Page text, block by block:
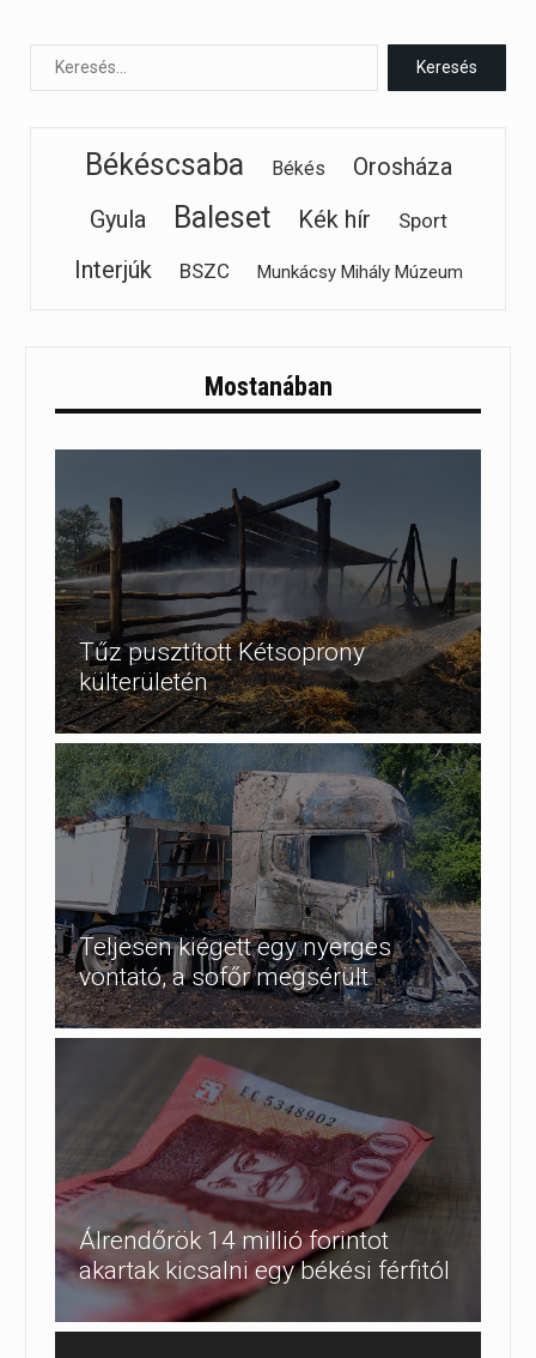
Békéscsaba Békés
Orosháza
Gyula
Baleset Kék hír Sport
Interjúk BSZC Munkácsy Mihály Múzeum
Mostanában
Tűz pusztított Kétsoprony
külterületén
Teljesen kiégett egy nyerges
vontató, a sofőr megsérült
Álrendőrök 14 millió forintot
akartak kicsalni egy békési férfitól